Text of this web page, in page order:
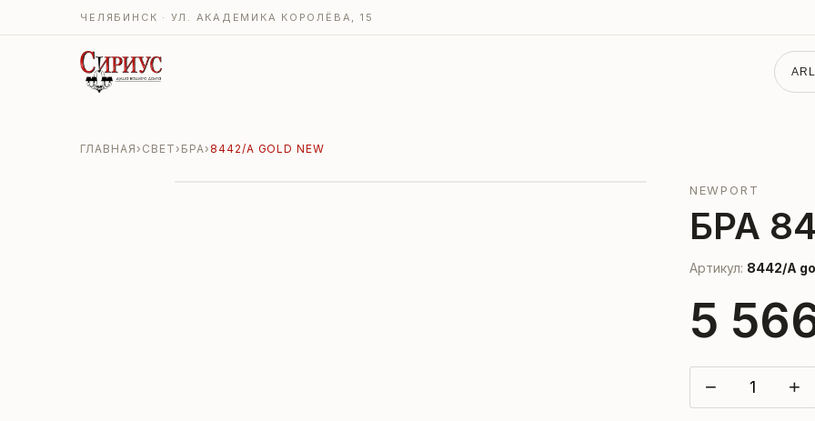
ЧЕЛЯБИНСК · УЛ. АКАДЕМИКА КОРОЛЁВА, 15
ГЛАВНАЯ› СВЕТ› БРА› 8442/A GOLD NEW
NEWPORT
БРА
Артикул: 8442/A
5
− +